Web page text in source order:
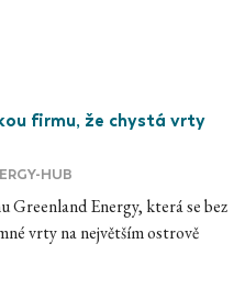
firmu, že chystá vrty
HUB
Greenland Energy, která se bez
vrty na největším ostrově